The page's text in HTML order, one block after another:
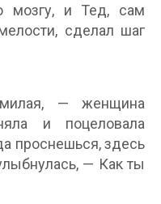
мозгу, и Тед, сам
сделал шаг
— женщина
и поцеловала
проснешься, здесь
— Как ты